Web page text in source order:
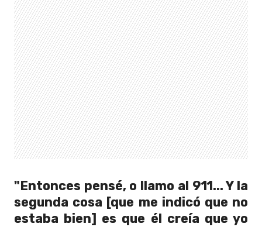
"Entonces pensé, o llamo al 911... Y la
segunda cosa [que me indicó que no
estaba bien] es que él creía que yo